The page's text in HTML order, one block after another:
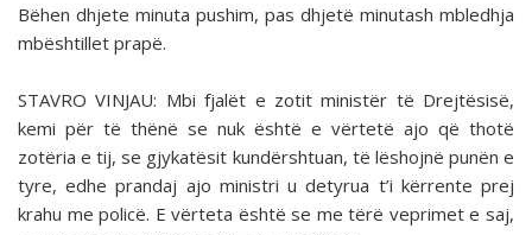
Bëhen dhjete minuta pushim, pas dhjetë minutash mbledhja
mbështillet prapë.
STAVRO VINJAU: Mbi fjalët e zotit ministër të Dre­jtësisë,
kemi për të thënë se nuk është e vërtetë ajo që thotë
zotëria e tij, se gjykatësit kundërshtuan, të lëshojnë punën e
tyre, edhe prandaj ajo ministri u detyrua t’i kërrente prej
krahu me policë. E vërteta është se me tërë veprimet e saj,